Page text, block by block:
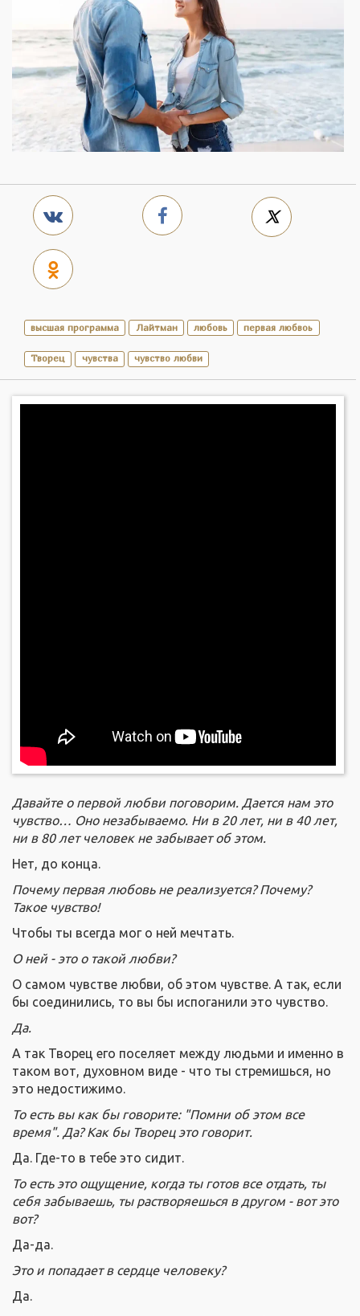
высшая программа Лайтман любовь первая любвоь
Творец чувства чувство любви
Давайте о первой любви поговорим. Дается нам это
чувство… Оно незабываемо. Ни в 20 лет, ни в 40 лет,
ни в 80 лет человек не забывает об этом.
Нет, до конца.
Почему первая любовь не реализуется? Почему?
Такое чувство!
Чтобы ты всегда мог о ней мечтать.
О ней - это о такой любви?
О самом чувстве любви, об этом чувстве. А так, если
бы соединились, то вы бы испоганили это чувство.
Да.
А так Творец его поселяет между людьми и именно в
таком вот, духовном виде - что ты стремишься, но
это недостижимо.
То есть вы как бы говорите: "Помни об этом все
время". Да? Как бы Творец это говорит.
Да. Где-то в тебе это сидит.
То есть это ощущение, когда ты готов все отдать, ты
себя забываешь, ты растворяешься в другом - вот это
вот?
Да-да.
Это и попадает в сердце человеку?
Да.